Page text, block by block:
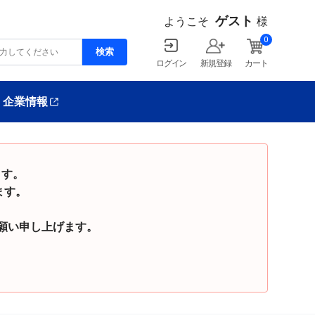
ようこそ ゲスト 様
ログイン 新規登録 カート
0
企業情報
。
。
申し上げます。